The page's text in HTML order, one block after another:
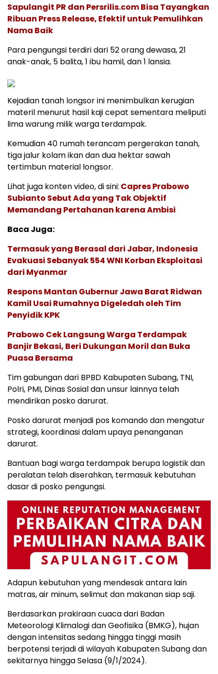
Sapulangit PR dan Persrilis.com Bisa Tayangkan
Ribuan Press Release, Efektif untuk Pemulihkan
Nama Baik
Para pengungsi terdiri dari 52 orang dewasa, 21
anak-anak, 5 balita, 1 ibu hamil, dan 1 lansia.
Kejadian tanah longsor ini menimbulkan kerugian
materil menurut hasil kaji cepat sementara meliputi
lima warung milik warga terdampak.
Kemudian 40 rumah terancam pergerakan tanah,
tiga jalur kolam ikan dan dua hektar sawah
tertimbun material longsor.
Lihat juga konten video, di sini: Capres Prabowo
Subianto Sebut Ada yang Tak Objektif
Memandang Pertahanan karena Ambisi
Baca Juga:
Termasuk yang Berasal dari Jabar, Indonesia
Evakuasi Sebanyak 554 WNI Korban Eksploitasi
dari Myanmar
Respons Mantan Gubernur Jawa Barat Ridwan
Kamil Usai Rumahnya Digeledah oleh Tim
Penyidik KPK
Prabowo Cek Langsung Warga Terdampak
Banjir Bekasi, Beri Dukungan Moril dan Buka
Puasa Bersama
Tim gabungan dari BPBD Kabupaten Subang, TNI,
Polri, PMI, Dinas Sosial dan unsur lainnya telah
mendirikan posko darurat.
Posko darurat menjadi pos komando dan mengatur
strategi, koordinasi dalam upaya penanganan
darurat.
Bantuan bagi warga terdampak berupa logistik dan
peralatan telah diserahkan, termasuk kebutuhan
dasar di posko pengungsi.
Adapun kebutuhan yang mendesak antara lain
matras, air minum, selimut dan makanan siap saji.
Berdasarkan prakiraan cuaca dari Badan
Meteorologi Klimalogi dan Geofisika (BMKG), hujan
dengan intensitas sedang hingga tinggi masih
berpotensi terjadi di wilayah Kabupaten Subang dan
sekitarnya hingga Selasa (9/1/2024).